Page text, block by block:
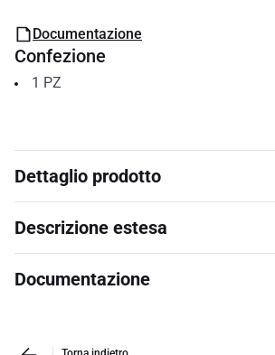
Documentazione
Confezione
1 PZ
Dettaglio prodotto
Descrizione estesa
Documentazione